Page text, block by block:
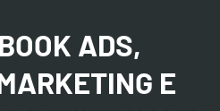
ADS,
E